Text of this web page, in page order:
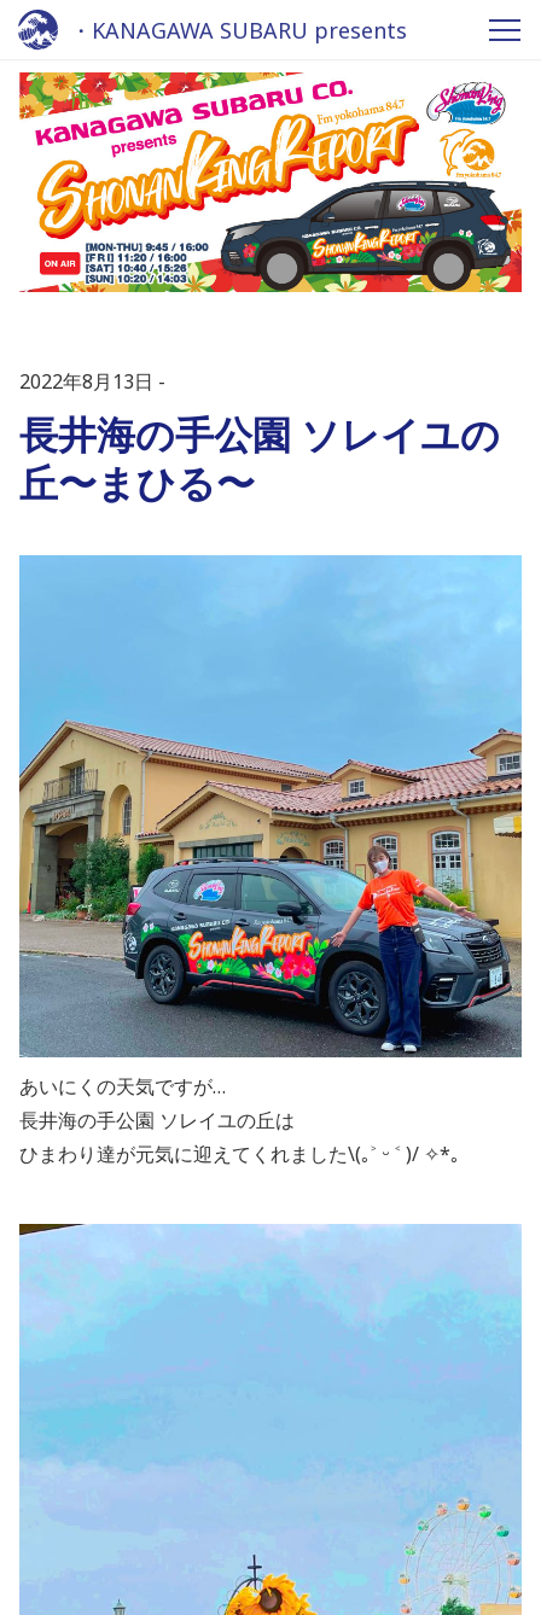
・KANAGAWA SUBARU presents
Shonan King REPORT 2022 - Fm
yokohama 84.7
2022年8月13日
長井海の手公園 ソレイユの
丘〜まひる〜
あいにくの天気ですが…
長井海の手公園 ソレイユの丘は
ひまわり達が元気に迎えてくれました\(｡˃ ᵕ ˂ )/ ✧*｡